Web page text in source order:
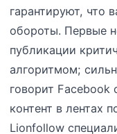
гарантируют, что
обороты. Первые
публикации
алгоритмом;
говорит
контент в лентах
Lionfollow